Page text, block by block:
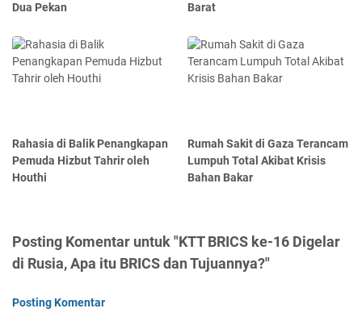
Dua Pekan
Barat
Rahasia di Balik Penangkapan
Pemuda Hizbut Tahrir oleh
Houthi
Rumah Sakit di Gaza Terancam
Lumpuh Total Akibat Krisis
Bahan Bakar
Posting Komentar untuk "KTT BRICS ke-16 Digelar
di Rusia, Apa itu BRICS dan Tujuannya?"
Posting Komentar